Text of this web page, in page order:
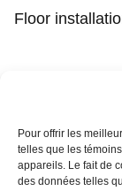
Pour offrir les
telles que les
appareils. Le fait de
des données telles
Floor